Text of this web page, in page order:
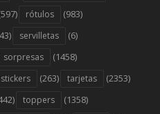
rótulos (983)
servilletas (6)
sorpresas (1458)
stickers (263) tarjetas (2353)
toppers (1358)